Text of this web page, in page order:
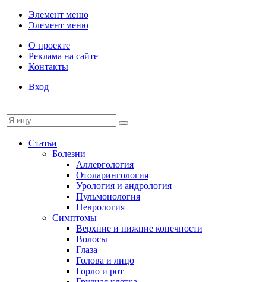
Элемент меню
Элемент меню
О проекте
Реклама на сайте
Контакты
Вход
Статьи
Болезни
Аллергология
Отоларингология
Урология и андрология
Пульмонология
Неврология
Симптомы
Верхние и нижние конечности
Волосы
Глаза
Голова и лицо
Горло и рот